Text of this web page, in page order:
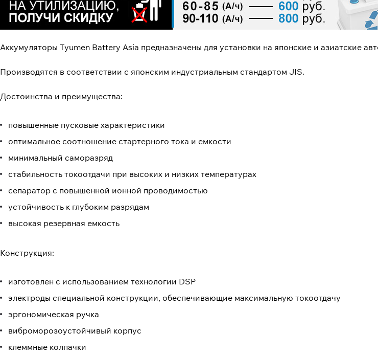
Аккумуляторы Tyumen Battery Asia предназначены для установки на японские и азиатские
Производятся в соответствии с японским индустриальным стандартом JIS.
Достоинства и преимущества:
повышенные пусковые характеристики
оптимальное соотношение стартерного тока и емкости
минимальный саморазряд
стабильность токоотдачи при высоких и низких температурах
сепаратор с повышенной ионной проводимостью
устойчивость к глубоким разрядам
высокая резервная емкость
Конструкция:
изготовлен с использованием технологии DSP
электроды специальной конструкции, обеспечивающие максимальную токоотдачу
эргономическая ручка
виброморозоустойчивый корпус
клеммные колпачки